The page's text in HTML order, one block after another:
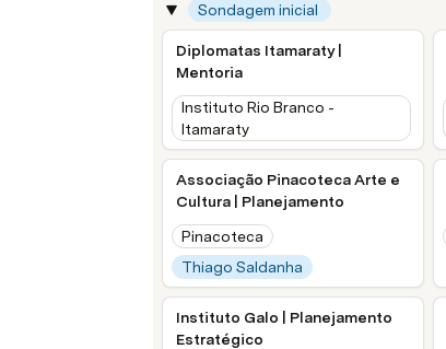
Sondagem inicial
Diplomatas Itamaraty |
Mentoria
Instituto Rio Branco -
Itamaraty
Associação Pinacoteca Arte e
Cultura | Planejamento
Pinacoteca
Thiago Saldanha
Instituto Galo | Planejamento
Estratégico